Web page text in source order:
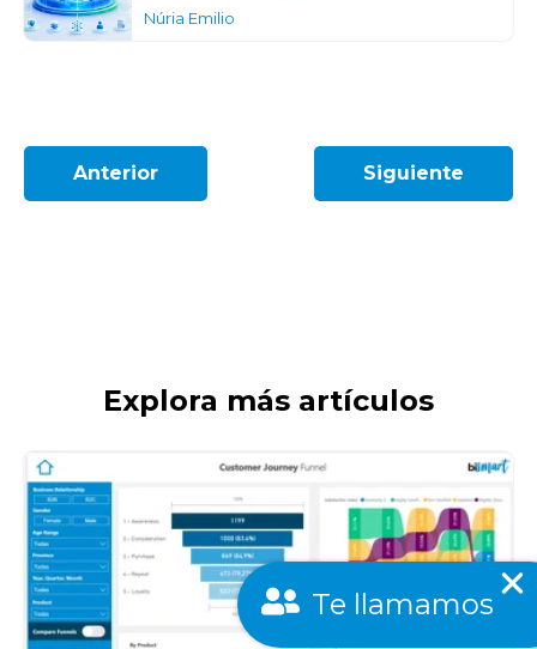
Núria Emilio
Anterior Siguiente
Explora más artículos
Te llamamos